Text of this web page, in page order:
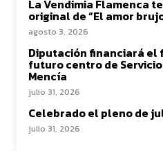
La Vendimia Flamenca
original de “El amor
agosto 3, 2026
Diputación financiará el
futuro centro de
Mencía
julio 31, 2026
Celebrado el pleno de
julio 31, 2026